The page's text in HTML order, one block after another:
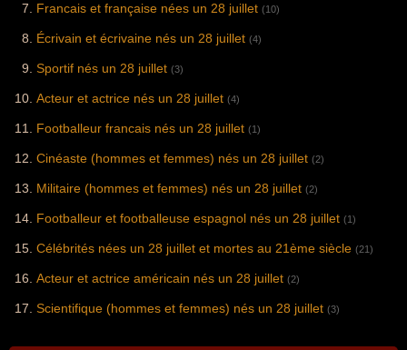
Francais et française nées un 28 juillet (10)
Écrivain et écrivaine nés un 28 juillet (4)
Sportif nés un 28 juillet (3)
Acteur et actrice nés un 28 juillet (4)
Footballeur francais nés un 28 juillet (1)
Cinéaste (hommes et femmes) nés un 28 juillet (2)
Militaire (hommes et femmes) nés un 28 juillet (2)
Footballeur et footballeuse espagnol nés un 28 juillet (1)
Célébrités nées un 28 juillet et mortes au 21ème siècle (21)
Acteur et actrice américain nés un 28 juillet (2)
Scientifique (hommes et femmes) nés un 28 juillet (3)